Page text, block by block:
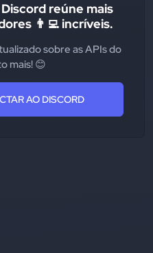
reúne mais
👨‍💻 incríveis.
sobre as APIs do
mais! 😊
AO DISCORD